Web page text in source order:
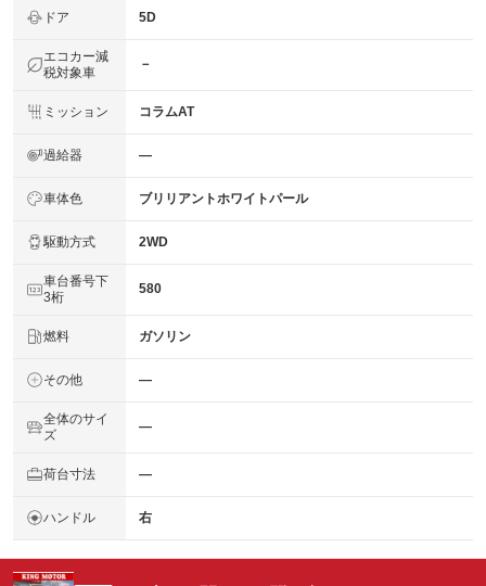
ドア 5D
エコカー減
税対象車
－
ミッション コラムAT
過給器 ―
車体色 ブリリアントホワイトパール
駆動方式 2WD
車台番号下
3桁
580
燃料 ガソリン
その他 ―
全体のサイ
ズ
―
荷台寸法 ―
ハンドル 右